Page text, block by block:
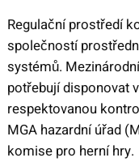
Regulační prostředí
společností
systémů.
potřebují disponovat
respektovanou
MGA hazardní úřad
komise pro herní hry.